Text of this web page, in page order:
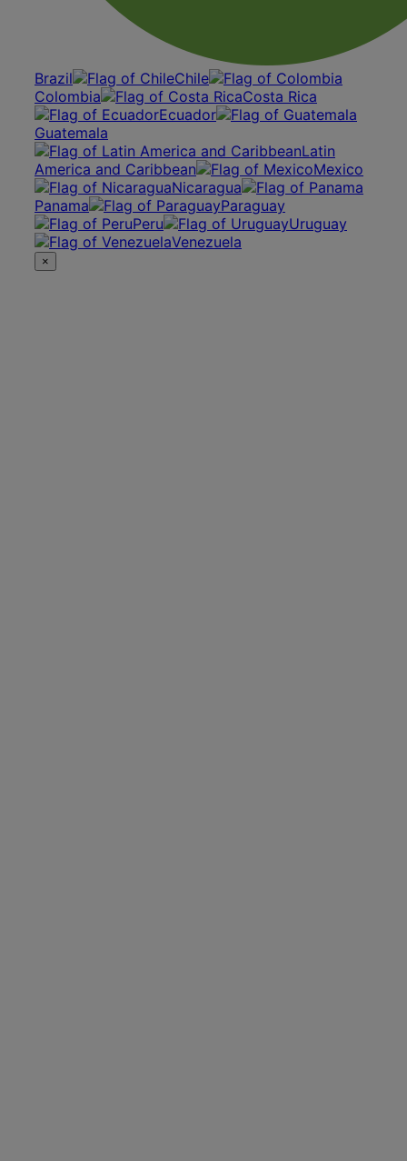
Brazil
Chile
Colombia
Costa Rica
Ecuador
Guatemala
Latin
America and Caribbean
Mexico
Nicaragua
Panama
Paraguay
Peru
Uruguay
Venezuela
×